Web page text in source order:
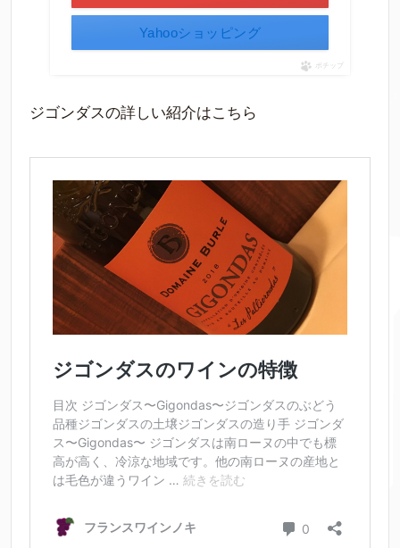
Yahooショッピング
ポチップ
ジゴンダスの詳しい紹介はこちら